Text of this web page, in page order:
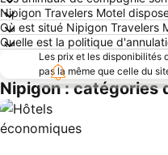
Nipigon Travelers Motel
Où est situé Nipigon Travelers
Quelle est la politique
Les prix et les disponibilités
pas la même que celle du
Nipigon : catégories